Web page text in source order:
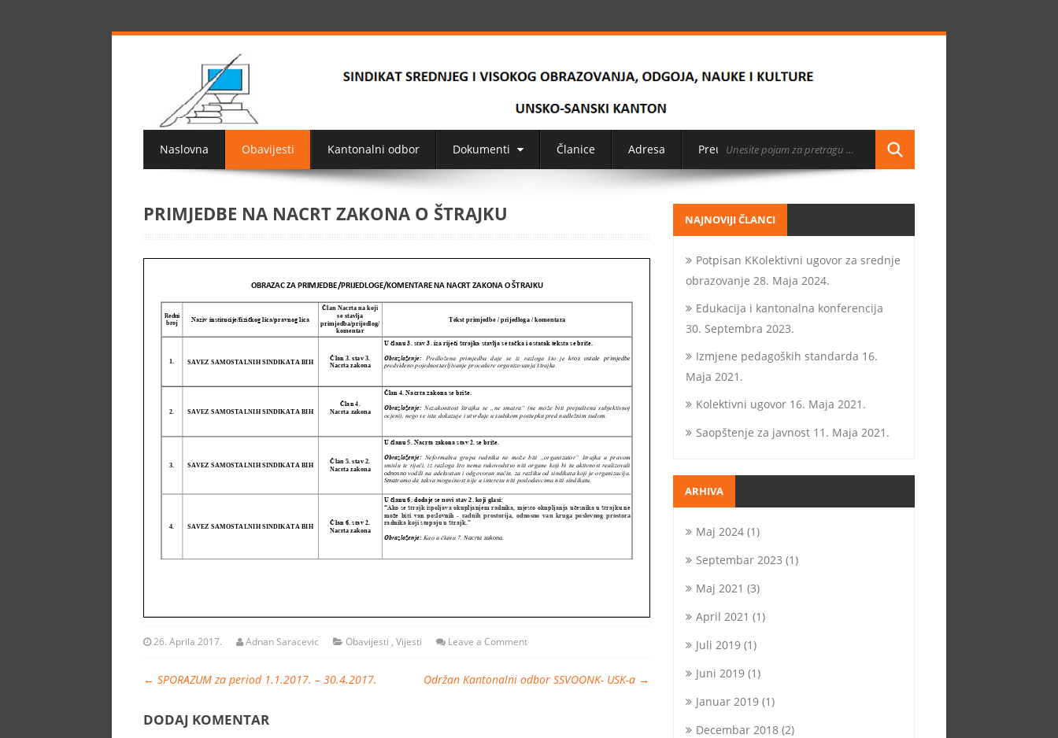
Naslovna Obavijesti Kantonalni odbor Dokumenti Članice Adresa Preuzimanja
PRIMJEDBE NA NACRT ZAKONA O ŠTRAJKU
26. Aprila 2017. Adnan Saracevic Obavijesti ,Vijesti Leave a Comment
← SPORAZUM za period 1.1.2017. – 30.4.2017. Održan Kantonalni odbor SSVOONK- USK-a →
DODAJ KOMENTAR
NAJNOVIJI ČLANCI
Potpisan KKolektivni ugovor za srednje
obrazovanje 28. Maja 2024.
Edukacija i kantonalna konferencija
30. Septembra 2023.
Izmjene pedagoških standarda 16.
Maja 2021.
Kolektivni ugovor 16. Maja 2021.
Saopštenje za javnost 11. Maja 2021.
ARHIVA
Maj 2024 (1)
Septembar 2023 (1)
Maj 2021 (3)
April 2021 (1)
Juli 2019 (1)
Juni 2019 (1)
Januar 2019 (1)
Decembar 2018 (2)